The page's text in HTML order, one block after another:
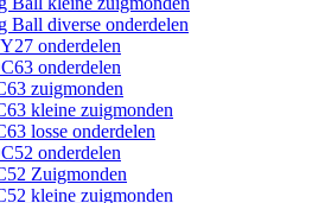
Ball diverse onderdelen
onderdelen
onderdelen
zuigmonden
kleine zuigmonden
losse onderdelen
onderdelen
Zuigmonden
kleine zuigmonden